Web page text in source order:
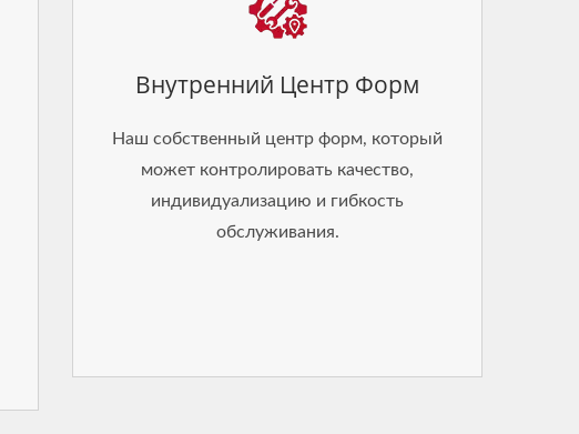
Внутренний Центр Форм
Наш собственный центр форм, который
может контролировать качество,
индивидуализацию и гибкость
обслуживания.